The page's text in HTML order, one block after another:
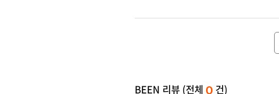
BEEN 리뷰 (전체 0 건)